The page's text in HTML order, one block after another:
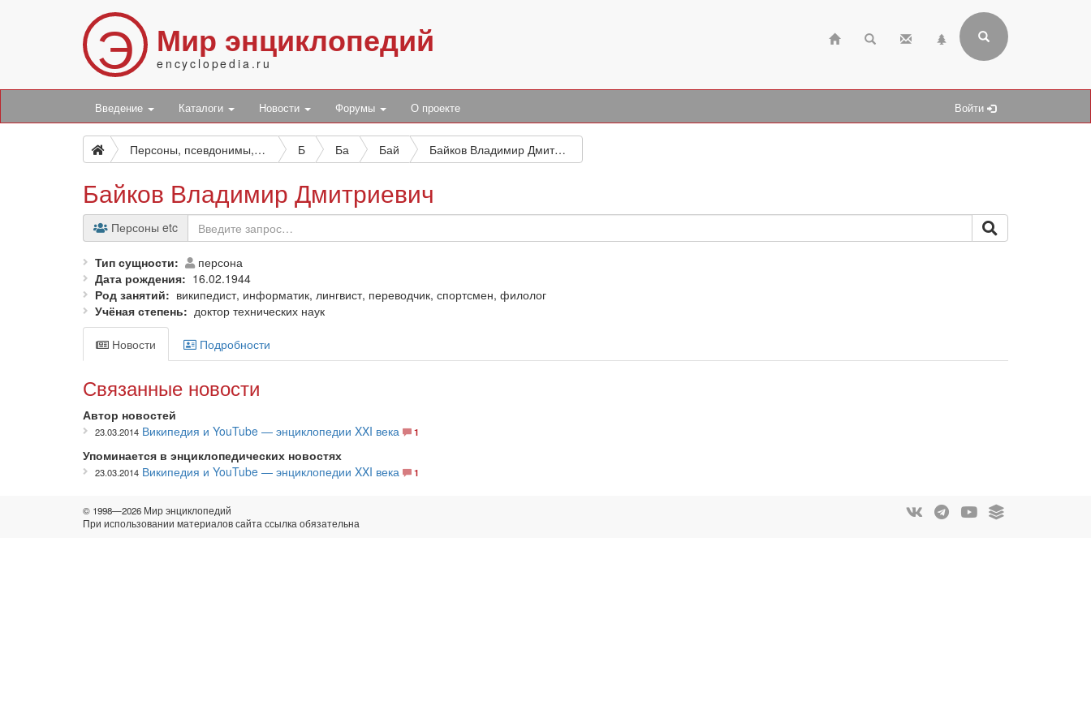
Э Мир энциклопедий
encyclopedia.ru
Введение Каталоги Новости Форумы О проекте Войти
Персоны, псевдонимы, персонажи и боты Б Ба Бай Байков Владимир Дмитриевич
Байков Владимир Дмитриевич
Персоны etc
Тип сущности
персона
Дата рождения
16.02.1944
Род занятий
википедист, информатик, лингвист, переводчик, спортсмен, филолог
Учёная степень
доктор технических наук
Новости Подробности
Связанные новости
Автор новостей
23.03.2014 Википедия и YouTube — энциклопедии XXI века 1
Упоминается в энциклопедических новостях
23.03.2014 Википедия и YouTube — энциклопедии XXI века 1
© 1998—2026 Мир энциклопедий
При использовании материалов сайта ссылка обязательна